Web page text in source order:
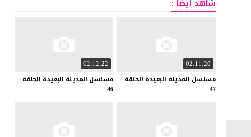
شاهد أيضاً :
02:11:20
مسلسل المدينة البعيدة الحلقة
47
02:12:22
مسلسل المدينة البعيدة الحلقة
46